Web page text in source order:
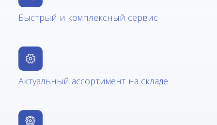
Быстрый и комплексный сервис
Актуальный ассортимент на складе